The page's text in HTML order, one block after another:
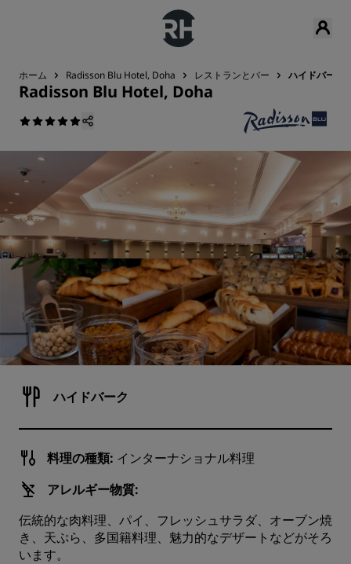
ホーム Radisson Blu Hotel, Doha レストランとバー ハイドバーク
Radisson Blu Hotel, Doha
ハイドバーク
料理の種類: インターナショナル料理
アレルギー物質:
伝統的な肉料理、パイ、フレッシュサラダ、オーブン焼
き、天ぷら、多国籍料理、魅力的なデザートなどがそろ
います。